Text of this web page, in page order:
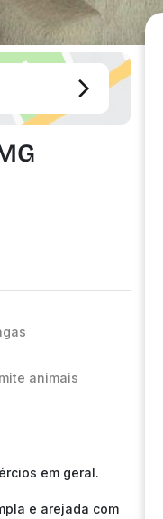
animais
em geral.
e arejada com